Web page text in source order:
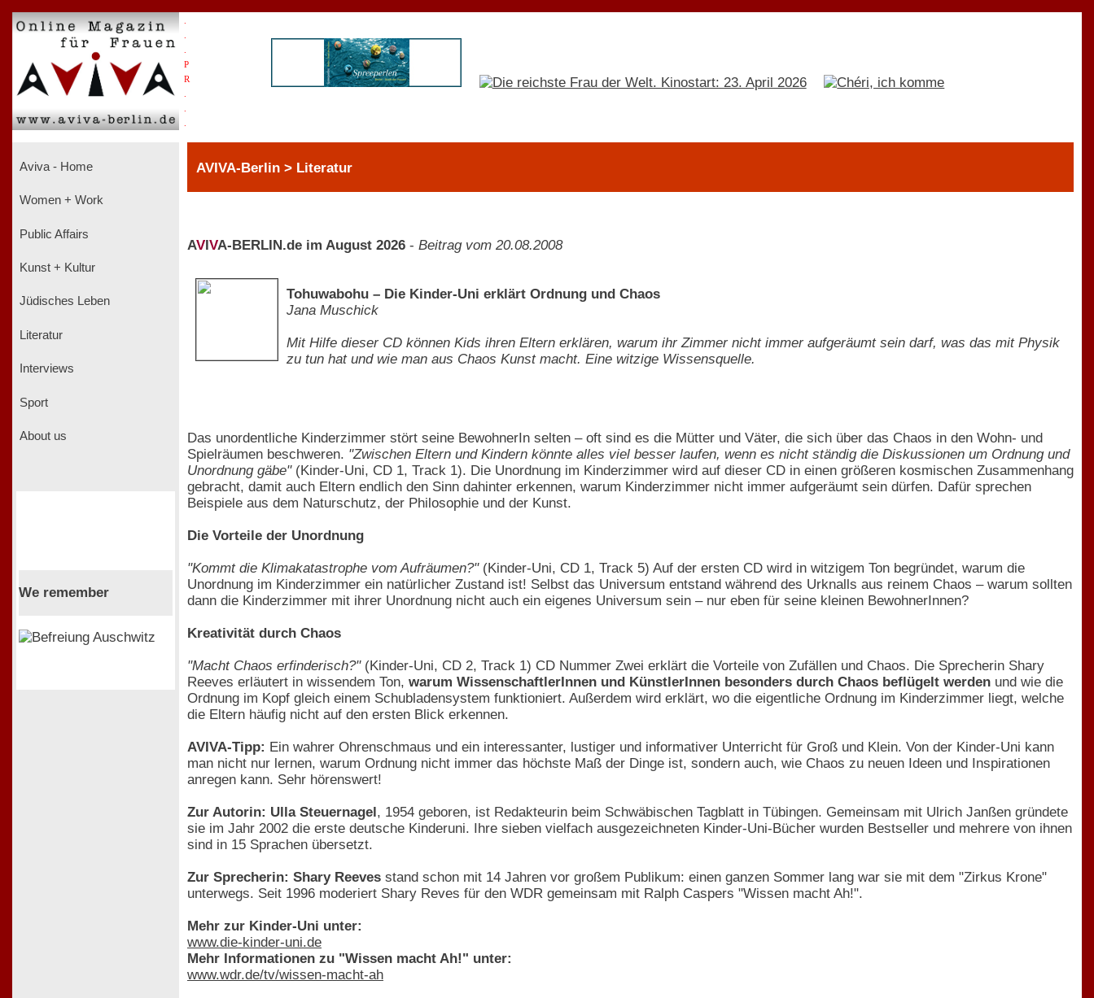
P
R
Aviva - Home
Women + Work
Public Affairs
Kunst + Kultur
Jüdisches Leben
Literatur
Interviews
Sport
About us
We remember
AVIVA-Berlin > Literatur
AV VA-BERLIN.de im August 2026 - Beitrag vom 20.08.2008
Tohuwabohu – Die Kinder-Uni erklärt Ordnung und Chaos
Jana Muschick
Mit Hilfe dieser CD können Kids ihren Eltern erklären, warum ihr Zimmer nicht immer aufgeräumt sein darf, was das mit Physik
zu tun hat und wie man aus Chaos Kunst macht. Eine witzige Wissensquelle.
Das unordentliche Kinderzimmer stört seine BewohnerIn selten – oft sind es die Mütter und Väter, die sich über das Chaos in den Wohn- und
Spielräumen beschweren. "Zwischen Eltern und Kindern könnte alles viel besser laufen, wenn es nicht ständig die Diskussionen um Ordnung und
Unordnung gäbe"(Kinder-Uni, CD 1, Track 1). Die Unordnung im Kinderzimmer wird auf dieser CD in einen größeren kosmischen Zusammenhang
gebracht, damit auch Eltern endlich den Sinn dahinter erkennen, warum Kinderzimmer nicht immer aufgeräumt sein dürfen. Dafür sprechen
Beispiele aus dem Naturschutz, der Philosophie und der Kunst.
Die Vorteile der Unordnung
"Kommt die Klimakatastrophe vom Aufräumen?"(Kinder-Uni, CD 1, Track 5) Auf der ersten CD wird in witzigem Ton begründet, warum die
Unordnung im Kinderzimmer ein natürlicher Zustand ist! Selbst das Universum entstand während des Urknalls aus reinem Chaos – warum sollten
dann die Kinderzimmer mit ihrer Unordnung nicht auch ein eigenes Universum sein – nur eben für seine kleinen BewohnerInnen?
Kreativität durch Chaos
"Macht Chaos erfinderisch?"(Kinder-Uni, CD 2, Track 1) CD Nummer Zwei erklärt die Vorteile von Zufällen und Chaos. Die Sprecherin Shary
Reeves erläutert in wissendem Ton, warum WissenschaftlerInnen und KünstlerInnen besonders durch Chaos beflügelt werden und wie die
Ordnung im Kopf gleich einem Schubladensystem funktioniert. Außerdem wird erklärt, wo die eigentliche Ordnung im Kinderzimmer liegt, welche
die Eltern häufig nicht auf den ersten Blick erkennen.
AVIVA-Tipp: Ein wahrer Ohrenschmaus und ein interessanter, lustiger und informativer Unterricht für Groß und Klein. Von der Kinder-Uni kann
man nicht nur lernen, warum Ordnung nicht immer das höchste Maß der Dinge ist, sondern auch, wie Chaos zu neuen Ideen und Inspirationen
anregen kann. Sehr hörenswert!
Zur Autorin: Ulla Steuernagel, 1954 geboren, ist Redakteurin beim Schwäbischen Tagblatt in Tübingen. Gemeinsam mit Ulrich Janßen gründete
sie im Jahr 2002 die erste deutsche Kinderuni. Ihre sieben vielfach ausgezeichneten Kinder-Uni-Bücher wurden Bestseller und mehrere von ihnen
sind in 15 Sprachen übersetzt.
Zur Sprecherin: Shary Reeves stand schon mit 14 Jahren vor großem Publikum: einen ganzen Sommer lang war sie mit dem "Zirkus Krone"
unterwegs. Seit 1996 moderiert Shary Reves für den WDR gemeinsam mit Ralph Caspers "Wissen macht Ah!".
Mehr zur Kinder-Uni unter:
www.die-kinder-uni.de
Mehr Informationen zu "Wissen macht Ah!" unter:
www.wdr.de/tv/wissen-macht-ah